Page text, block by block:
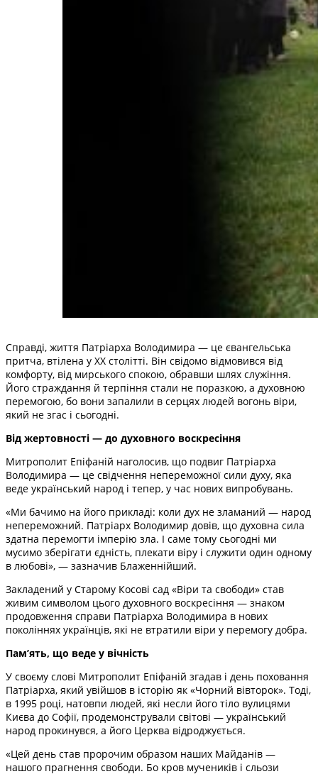
Справді, життя Патріарха Володимира — це євангельська
притча, втілена у XX столітті. Він свідомо відмовився від
комфорту, від мирського спокою, обравши шлях служіння.
Його страждання й терпіння стали не поразкою, а духовною
перемогою, бо вони запалили в серцях людей вогонь віри,
який не згас і сьогодні.
Від жертовності — до духовного воскресіння
Митрополит Епіфаній наголосив, що подвиг Патріарха
Володимира — це свідчення непереможної сили духу, яка
веде український народ і тепер, у час нових випробувань.
«Ми бачимо на його прикладі: коли дух не зламаний — народ
непереможний. Патріарх Володимир довів, що духовна сила
здатна перемогти імперію зла. І саме тому сьогодні ми
мусимо зберігати єдність, плекати віру і служити один одному
в любові», — зазначив Блаженнійший.
Закладений у Старому Косові сад «Віри та свободи» став
живим символом цього духовного воскресіння — знаком
продовження справи Патріарха Володимира в нових
поколіннях українців, які не втратили віри у перемогу добра.
Пам’ять, що веде у вічність
У своєму слові Митрополит Епіфаній згадав і день поховання
Патріарха, який увійшов в історію як «Чорний вівторок». Тоді,
в 1995 році, натовпи людей, які несли його тіло вулицями
Києва до Софії, продемонстрували світові — український
народ прокинувся, а його Церква відроджується.
«Цей день став пророчим образом наших Майданів —
нашого прагнення свободи. Бо кров мучеників і сльози